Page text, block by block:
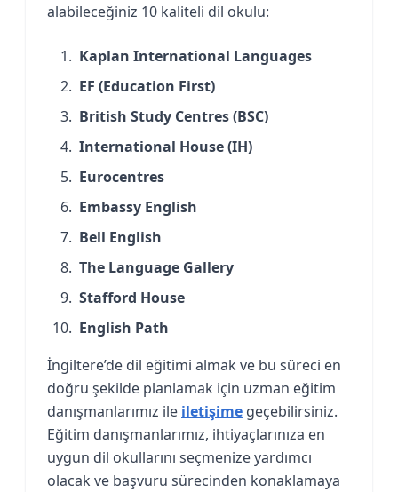
alabileceğiniz 10 kaliteli dil okulu:
Kaplan International Languages
EF (Education First)
British Study Centres (BSC)
International House (IH)
Eurocentres
Embassy English
Bell English
The Language Gallery
Stafford House
English Path
İngiltere’de dil eğitimi almak ve bu süreci en
doğru şekilde planlamak için uzman eğitim
danışmanlarımız ile iletişime geçebilirsiniz.
Eğitim danışmanlarımız, ihtiyaçlarınıza en
uygun dil okullarını seçmenize yardımcı
olacak ve başvuru sürecinden konaklamaya